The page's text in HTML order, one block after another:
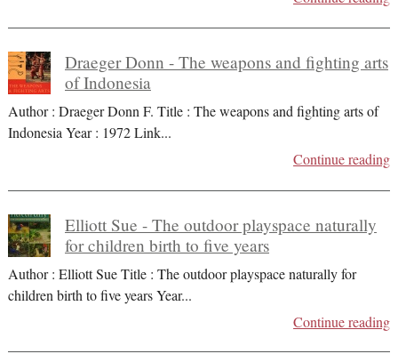
Draeger Donn - The weapons and fighting arts
of Indonesia
Author : Draeger Donn F. Title : The weapons and fighting arts of
Indonesia Year : 1972 Link...
Continue reading
Elliott Sue - The outdoor playspace naturally
for children birth to five years
Author : Elliott Sue Title : The outdoor playspace naturally for
children birth to five years Year...
Continue reading